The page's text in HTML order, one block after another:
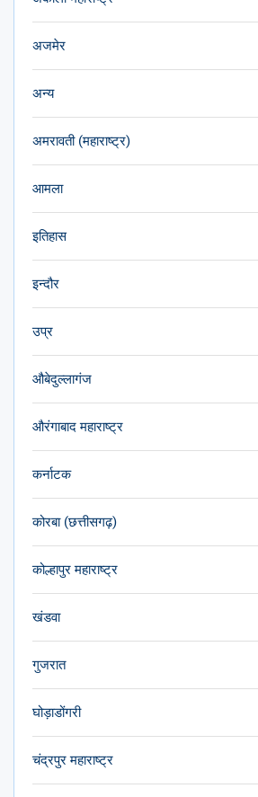
अजमेर
अन्य
अमरावती (महाराष्ट्र)
आमला
इतिहास
इन्दौर
उप्र
औबेदुल्लागंज
औरंगाबाद महाराष्ट्र
कर्नाटक
कोरबा (छत्तीसगढ़)
कोल्हापुर महाराष्ट्र
खंडवा
गुजरात
घोड़ाडोंगरी
चंद्रपुर महाराष्ट्र